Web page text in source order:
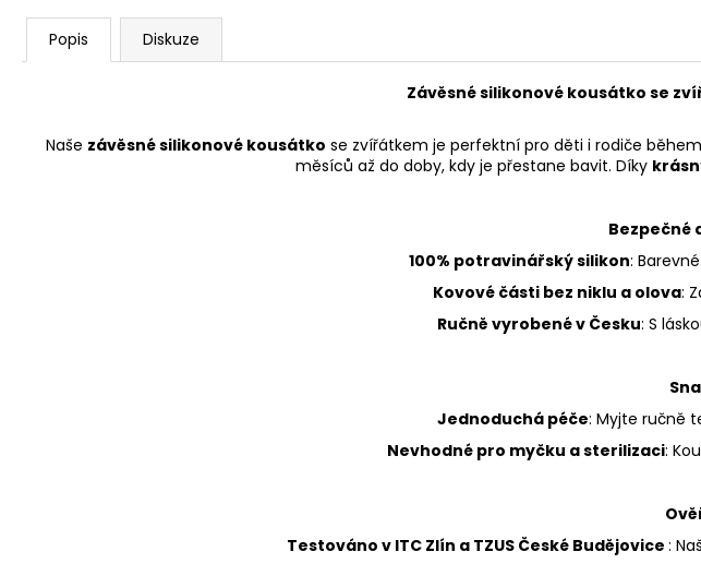
Popis Diskuze
Závěsné silikonové kousátko se
Naše závěsné silikonové kousátko se zvířátkem je perfektní pro děti i rodiče
měsíců až do doby, kdy je přestane bavit. Díky
Bezpečné
100% potravinářský silikon:
Kovové části bez niklu a olova:
Ručně vyrobené v Česku: S
Jednoduchá péče: Myjte ručně
Nevhodné pro myčku a sterilizaci:
Testováno v ITC Zlín a TZUS České Budějovice :